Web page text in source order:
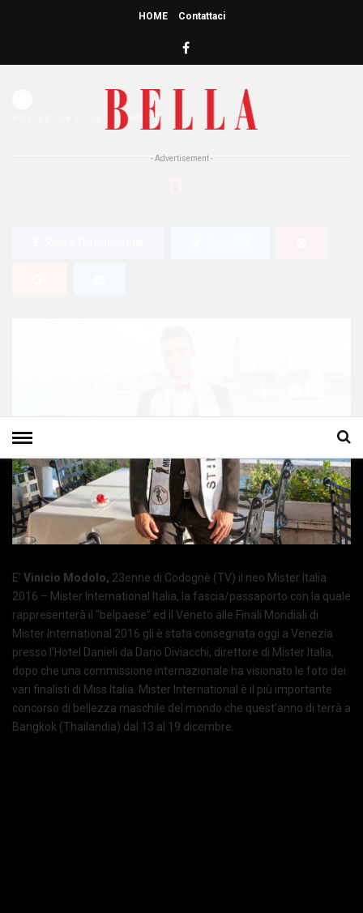
HOME Contattaci
- Advertisement -
Vinicio Modolo è Mister Italia 2016
POSTED ON 27 SETTEMBRE 2016
0
E’ Vinicio Modolo, 23enne di Codognè (TV) il neo Mister Italia
2016 – Mister International Italia, la fascia/passaporto con la quale
rappresenterà il “belpaese” ed il Veneto alle Finali Mondiali di
Mister International 2016 gli è stata consegnata oggi a Venezia
presso l’Hotel Danieli da Dario Diviacchi, direttore di Mister Italia,
dopo che una commissione internazionale ha visionato le foto dei
vari finalisti di Miss Italia. Mister International è il più importante
concorso di bellezza maschile del mondo che quest’anno di terrà a
Bangkok (Thailandia) dal 13 al 19 dicembre.